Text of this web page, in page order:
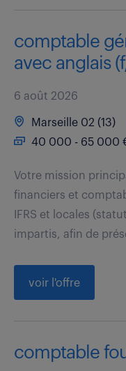
comptable
avec anglais
6 août 2026
Marseille 02 (13)
40 000 - 65 000
Votre mission
financiers et
IFRS et locales
impartis, afin de
voir l'offre
comptable